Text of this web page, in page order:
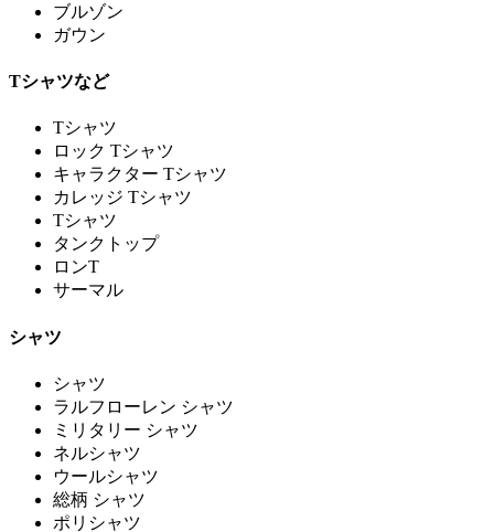
ブルゾン
ガウン
Tシャツなど
Tシャツ
ロック Tシャツ
キャラクター Tシャツ
カレッジ Tシャツ
Tシャツ
タンクトップ
ロンT
サーマル
シャツ
シャツ
ラルフローレン シャツ
ミリタリー シャツ
ネルシャツ
ウールシャツ
総柄 シャツ
ポリシャツ